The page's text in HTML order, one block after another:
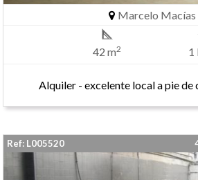
Marcelo Macías
42 m2 1
Alquiler - excelente local a pie de
Ref: L005520